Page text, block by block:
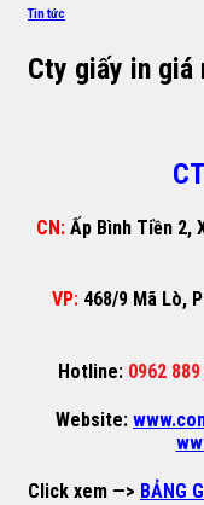
Tin tức
Cty giấy in giá
CN:Ấp Bình Tiền 2,
VP:468/9 Mã Lò,
Hotline: 0962
Website:
Click xem —> BẢNG